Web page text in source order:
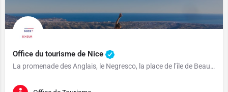
Office du tourisme de Nice
La promenade des Anglais, le Negresco, la place de l’île de Beauté… Nice, cité balnéaire classée au…